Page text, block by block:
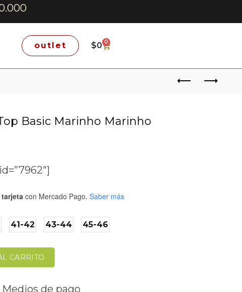
outlet $0 0
Basic Marinho Marinho
con Mercado Pago. Saber más
41-42 43-44 45-46
CARRITO